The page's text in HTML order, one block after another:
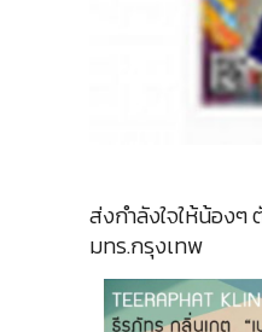
ส่งกำลังใจให้น้องๆ
มทร.กรุงเทพ